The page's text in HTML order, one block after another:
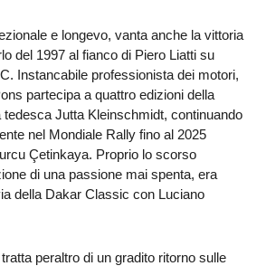
e longevo, vanta anche la vittoria
del 1997 al fianco di Piero Liatti su
Instancabile professionista dei motori,
partecipa a quattro edizioni della
Jutta Kleinschmidt, continuando
nel Mondiale Rally fino al 2025
Çetinkaya. Proprio lo scorso
di una passione mai spenta, era
della Dakar Classic con Luciano
peraltro di un gradito ritorno sulle